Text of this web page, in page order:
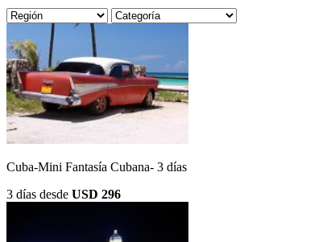
Cuba-Mini Fantasía Cubana- 3 días
3 días desde USD 296